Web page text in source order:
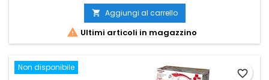
 Aggiungi al carrello
 Ultimi articoli in magazzino
Non disponibile
favorite_border